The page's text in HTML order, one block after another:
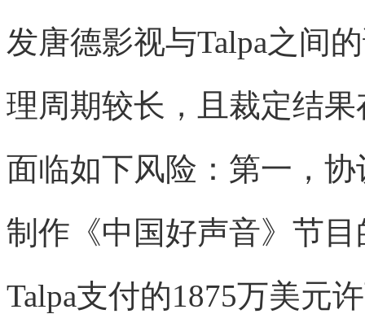
发唐德影视与Talpa之间
理周期较长，且裁定结
面临如下风险：第一，
制作《中国好声音》节
Talpa支付的1875万美元